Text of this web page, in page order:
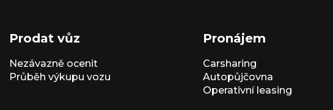
Prodat vůz
Nezávazně ocenit
Průběh výkupu vozu
Pronájem
Carsharing
Autopůjčovna
Operativní leasing